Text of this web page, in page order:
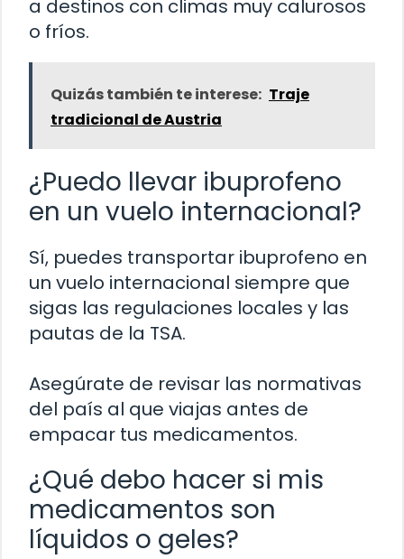
a destinos con climas muy calurosos
o fríos.
Quizás también te interese: Traje
tradicional de Austria
¿Puedo llevar ibuprofeno
en un vuelo internacional?
Sí, puedes transportar ibuprofeno en
un vuelo internacional siempre que
sigas las regulaciones locales y las
pautas de la TSA.
Asegúrate de revisar las normativas
del país al que viajas antes de
empacar tus medicamentos.
¿Qué debo hacer si mis
medicamentos son
líquidos o geles?